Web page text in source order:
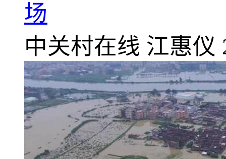
场
中关村在线 江惠仪